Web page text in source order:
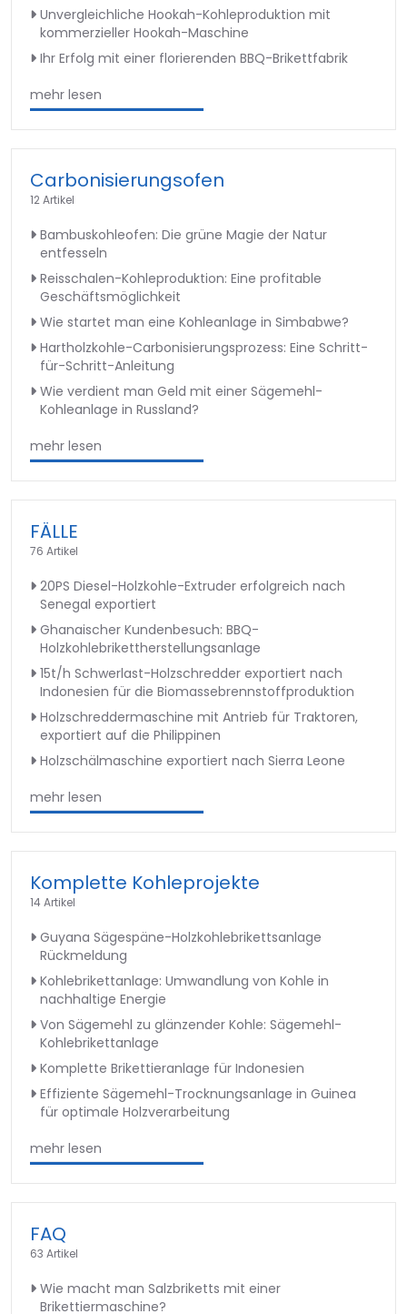
Unvergleichliche Hookah-Kohleproduktion mit
kommerzieller Hookah-Maschine
Ihr Erfolg mit einer florierenden BBQ-Brikettfabrik
mehr lesen
Carbonisierungsofen
12 Artikel
Bambuskohleofen: Die grüne Magie der Natur
entfesseln
Reisschalen-Kohleproduktion: Eine profitable
Geschäftsmöglichkeit
Wie startet man eine Kohleanlage in Simbabwe?
Hartholzkohle-Carbonisierungsprozess: Eine Schritt-
für-Schritt-Anleitung
Wie verdient man Geld mit einer Sägemehl-
Kohleanlage in Russland?
mehr lesen
FÄLLE
76 Artikel
20PS Diesel-Holzkohle-Extruder erfolgreich nach
Senegal exportiert
Ghanaischer Kundenbesuch: BBQ-
Holzkohlebrikettherstellungsanlage
15t/h Schwerlast-Holzschredder exportiert nach
Indonesien für die Biomassebrennstoffproduktion
Holzschreddermaschine mit Antrieb für Traktoren,
exportiert auf die Philippinen
Holzschälmaschine exportiert nach Sierra Leone
mehr lesen
Komplette Kohleprojekte
14 Artikel
Guyana Sägespäne-Holzkohlebrikettsanlage
Rückmeldung
Kohlebrikettanlage: Umwandlung von Kohle in
nachhaltige Energie
Von Sägemehl zu glänzender Kohle: Sägemehl-
Kohlebrikettanlage
Komplette Brikettieranlage für Indonesien
Effiziente Sägemehl-Trocknungsanlage in Guinea
für optimale Holzverarbeitung
mehr lesen
FAQ
63 Artikel
Wie macht man Salzbriketts mit einer
Brikettiermaschine?